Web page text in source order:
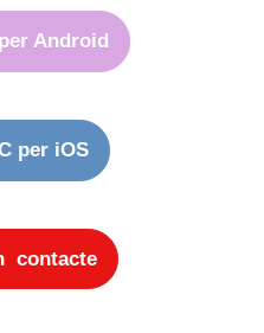
Android
per iOS
contacte